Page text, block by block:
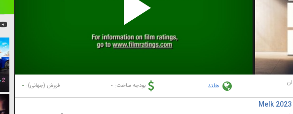
Play
Video
هلند بودجه ساخت: - فروش (جهانی): -